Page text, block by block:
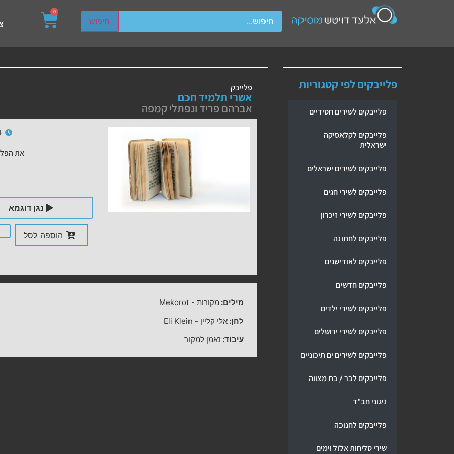
חיפוש
page. Touch device users, explore by touch or with swipe gestures.
0
פלייבקים לפי קטגוריות
פלייבקים לשירים חסידיים
פלייבקים לקלאסיקה
ישראלית
פלייבקים לשירים ישראלים
פלייבקים לשירי חגים
פלייבקים לשירי זיכרון
פלייבקים לחתונה
פלייבקים לאודישנים
פלייבקים חדשים
פלייבקים לשירי ילדים
פלייבקים לשירי ירושלים
פלייבקים לשירים ים תיכוניים
פלייבקים לבר / בת מצווה
ניגוני חב"ד
פלייבקים לחנוכה
שירי סליחות אלול וימים
פלייבק
אשרי תלמיד חכם
אברהם פריד ונפתלי קמפה
את
נגן דוגמא
הוספה לסל
מילים: מקורות-
Mekorot
לחן: אלי קליין -
Eli Klein
עיבוד: נאמן למקור